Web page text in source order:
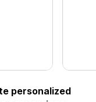
personalized